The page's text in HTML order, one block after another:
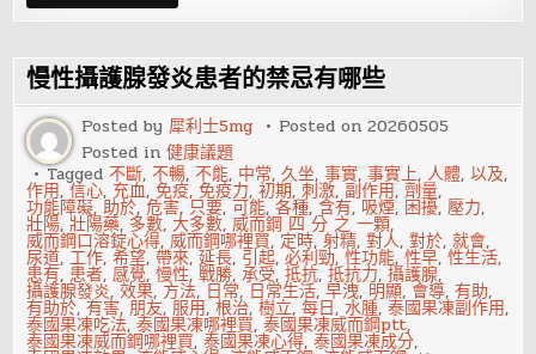
空
喝
水
是
對
是
錯
慢性攝護腺發炎患者的禁忌有哪些
Posted by犀利士5mg Posted on20260505
Posted in健康議題
Tagged不斷,不暢,不能, 中常,久坐,事實,事實上,人體,以及,
作用,信心, 充血,免疫,免疫力,初期,刺激,副作用,劑量,
功能障礙,助於,危害, 只要,可能,各種,含有, 吸煙, 困擾,壓力,
壯陽,壯陽藥, 多數,大多數,威而鋼 四 分 之 一顆,
威而鋼口溶錠心得,威而鋼哪裡買, 定時,射精,對人,對於,就會,
尿道,工作,希望,帶來,延長, 引起,必利勁,性功能,性早,性生活,
患有, 患者,感覺,慢性,戰勝,承受,抵抗,抵抗力,攝護腺,
攝護腺發炎,效果, 方法, 日常, 日常生活,早洩, 明顯,會導,有助,
有助於,有害,朋友,服用,根治,樹立,每日,水腫,泰國果凍副作用,
泰國果凍吃法,泰國果凍哪裡買,泰國果凍威而鋼ptt,
泰國果凍威而鋼哪裡買,泰國果凍心得,泰國果凍成分,